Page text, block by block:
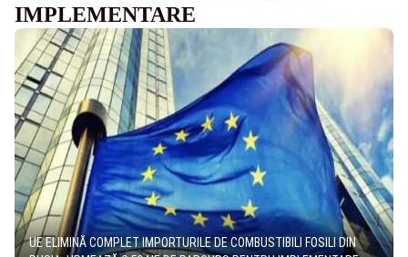
IMPLEMENTARE
UE ELIMINĂ COMPLET IMPORTURILE DE COMBUSTIBILI FOSILI DIN